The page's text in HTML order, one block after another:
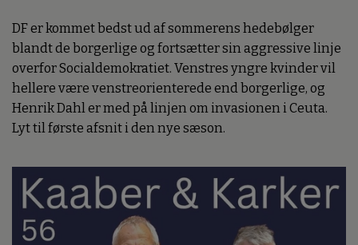
DF er kommet bedst ud af sommerens hedebølger
blandt de borgerlige og fortsætter sin aggressive linje
overfor Socialdemokratiet. Venstres yngre kvinder vil
hellere være venstreorienterede end borgerlige, og
Henrik Dahl er med på linjen om invasionen i Ceuta.
Lyt til første afsnit i den nye sæson.